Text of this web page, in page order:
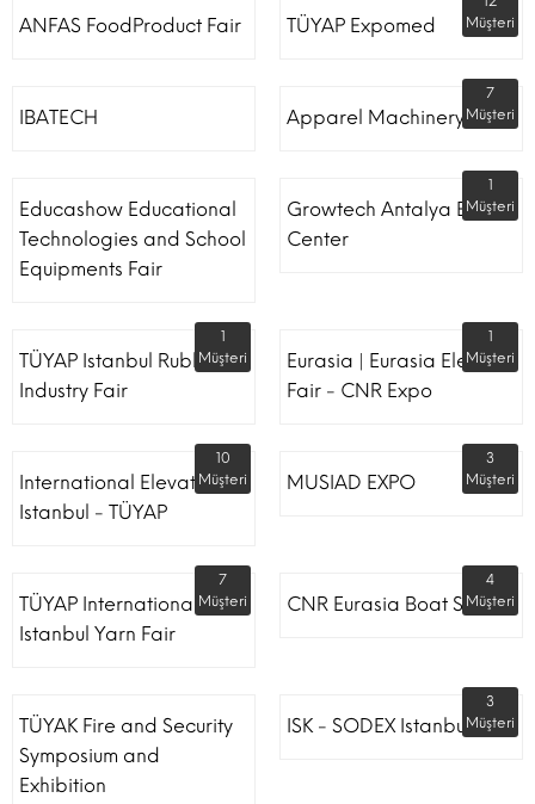
ANFAS FoodProduct Fair TÜYAP Expomed
Müşteri
IBATECH Apparel Machinery Fair
7
Müşteri
Educashow Educational
Technologies and School
Equipments Fair
Growtech Antalya Expo
Center
1
Müşteri
TÜYAP Istanbul Rubber
Industry Fair
1
Müşteri
Eurasia | Eurasia Elevator
Fair - CNR Expo
1
Müşteri
International Elevator
Istanbul - TÜYAP
10
Müşteri
MUSIAD EXPO
3
Müşteri
TÜYAP International
Istanbul Yarn Fair
7
Müşteri
CNR Eurasia Boat Show
4
Müşteri
TÜYAK Fire and Security
Symposium and
Exhibition
ISK - SODEX Istanbul
3
Müşteri